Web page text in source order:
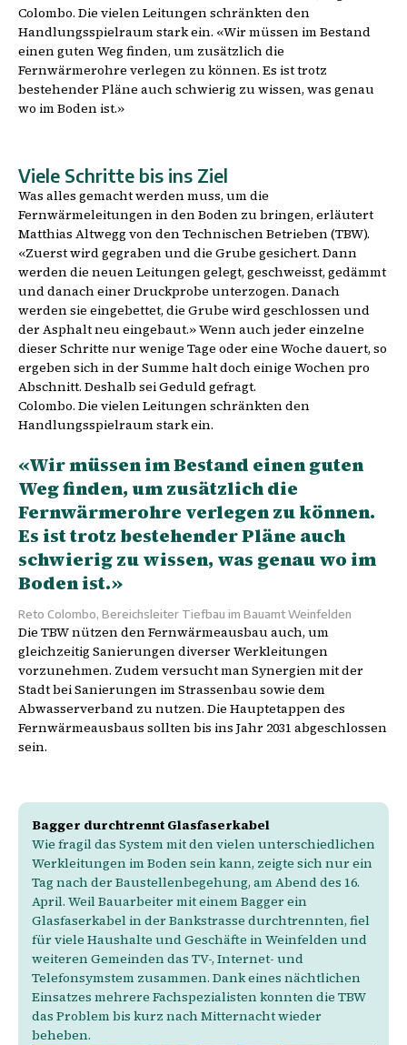
Colombo. Die vielen Leitungen schränkten den
Handlungsspielraum stark ein. «Wir müssen im Bestand
einen guten Weg finden, um zusätzlich die
Fernwärmerohre verlegen zu können. Es ist trotz
bestehender Pläne auch schwierig zu wissen, was genau
wo im Boden ist.»
Viele Schritte bis ins Ziel
Was alles gemacht werden muss, um die
Fernwärmeleitungen in den Boden zu bringen, erläutert
Matthias Altwegg von den Technischen Betrieben (TBW).
«Zuerst wird gegraben und die Grube gesichert. Dann
werden die neuen Leitungen gelegt, geschweisst, gedämmt
und danach einer Druckprobe unterzogen. Danach
werden sie eingebettet, die Grube wird geschlossen und
der Asphalt neu eingebaut.» Wenn auch jeder einzelne
dieser Schritte nur wenige Tage oder eine Woche dauert, so
ergeben sich in der Summe halt doch einige Wochen pro
Abschnitt. Deshalb sei Geduld gefragt.
Colombo. Die vielen Leitungen schränkten den
Handlungsspielraum stark ein.
«Wir müssen im Bestand einen guten
Weg finden, um zusätzlich die
Fernwärmerohre verlegen zu können.
Es ist trotz bestehender Pläne auch
schwierig zu wissen, was genau wo im
Boden ist.»
Reto Colombo, Bereichsleiter Tiefbau im Bauamt Weinfelden
Die TBW nützen den Fernwärmeausbau auch, um
gleichzeitig Sanierungen diverser Werkleitungen
vorzunehmen. Zudem versucht man Synergien mit der
Stadt bei Sanierungen im Strassenbau sowie dem
Abwasserverband zu nutzen. Die Hauptetappen des
Fernwärmeausbaus sollten bis ins Jahr 2031 abgeschlossen
sein.
Bagger durchtrennt Glasfaserkabel
Wie fragil das System mit den vielen unterschiedlichen
Werkleitungen im Boden sein kann, zeigte sich nur ein
Tag nach der Baustellenbegehung, am Abend des 16.
April. Weil Bauarbeiter mit einem Bagger ein
Glasfaserkabel in der Bankstrasse durchtrennten, fiel
für viele Haushalte und Geschäfte in Weinfelden und
weiteren Gemeinden das TV-, Internet- und
Telefonsymstem zusammen. Dank eines nächtlichen
Einsatzes mehrere Fachspezialisten konnten die TBW
das Problem bis kurz nach Mitternacht wieder
beheben.